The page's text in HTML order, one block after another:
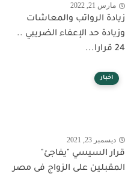
مارس 21, 2022
زيادة الرواتب والمعاشات
وزيادة حد الإعفاء الضريبي ..
24 قرارا...
اخبار
ديسمبر 23, 2021
قرار السيسي "يفاجئ"
المقبلين على الزواج فى مصر